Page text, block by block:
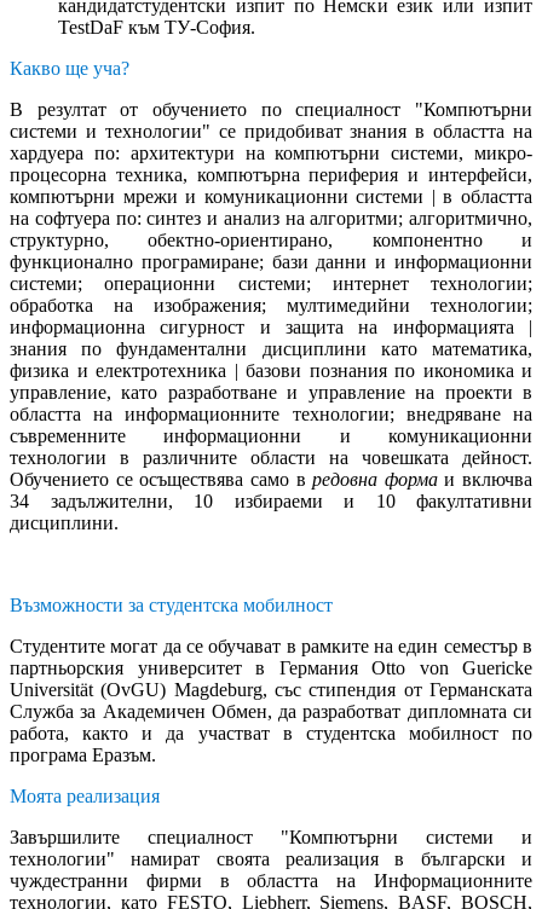
кандидатстудентски изпит по Немски език или изпит
TestDaF към ТУ-София.
Какво ще уча?
В резултат от обучението по специалност "Компютърни
системи и технологии" се придобиват знания в областта на
хардуера по: архитектури на компютърни системи, микро-
процесорна техника, компютърна периферия и интерфейси,
компютърни мрежи и комуникационни системи | в областта
на софтуера по: синтез и анализ на алгоритми; алгоритмично,
структурно, обектно-ориентирано, компонентно и
функционално програмиране; бази данни и информационни
системи; операционни системи; интернет технологии;
обработка на изображения; мултимедийни технологии;
информационна сигурност и защита на информацията |
знания по фундаментални дисциплини като математика,
физика и електротехника | базови познания по икономика и
управление, като разработване и управление на проекти в
областта на информационните технологии; внедряване на
съвременните информационни и комуникационни
технологии в различните области на човешката дейност.
Обучението се осъществява само вредовна формаи включва
34 задължителни, 10 избираеми и 10 факултативни
дисциплини.
Възможности за студентска мобилност
Студентите могат да се обучават в рамките на един семестър в
партньорския университет в Германия Otto von Guericke
Universität (OvGU) Magdeburg, със стипендия от Германската
Служба за Академичен Обмен, да разработват дипломната си
работа, както и да участват в студентска мобилност по
програма Еразъм.
Моята реализация
Завършилите специалност "Компютърни системи и
технологии" намират своята реализация в български и
чуждестранни фирми в областта на Информационните
технологии, като FESTO, Liebherr, Siemens, BASF, BOSCH,